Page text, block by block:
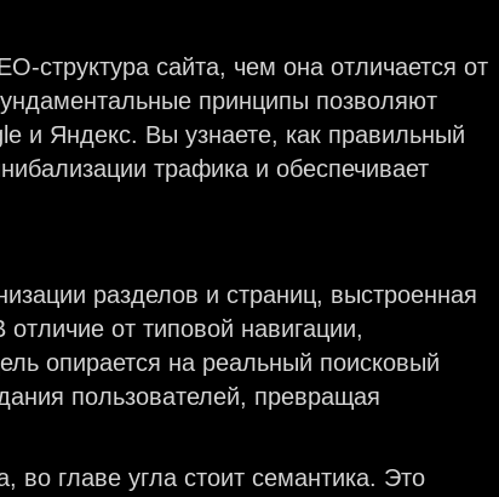
структура сайта, чем она отличается от
принципы позволяют
и Яндекс. Вы узнаете, как правильный
трафика и обеспечивает
разделов и страниц, выстроенная
от типовой навигации,
опирается на реальный поисковый
пользователей, превращая
во главе угла стоит семантика. Это